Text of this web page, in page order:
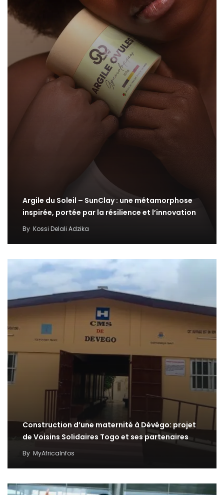
Argile du Soleil – SunClay : une métamorphose
inspirée, portée par la résilience et l’innovation
By Kossi Delali Adzika
Construction d’une maternité à Dévégo: projet
de Voisins Solidaires Togo et ses partenaires
By MyAfricaInfos